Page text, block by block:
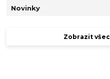
Novinky
Zobrazit